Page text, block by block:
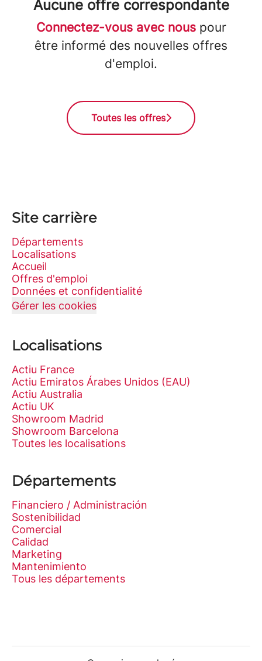
Aucune offre correspondante
Connectez-vous avec nouspour
être informé des nouvelles offres
d'emploi.
Toutes les offres
Site carrière
Départements
Localisations
Accueil
Offres d'emploi
Données et confidentialité
Gérer les cookies
Localisations
Actiu France
Actiu Emiratos Árabes Unidos (EAU)
Actiu Australia
Actiu UK
Showroom Madrid
Showroom Barcelona
Toutes les localisations
Départements
Financiero / Administración
Sostenibilidad
Comercial
Calidad
Marketing
Mantenimiento
Tous les départements